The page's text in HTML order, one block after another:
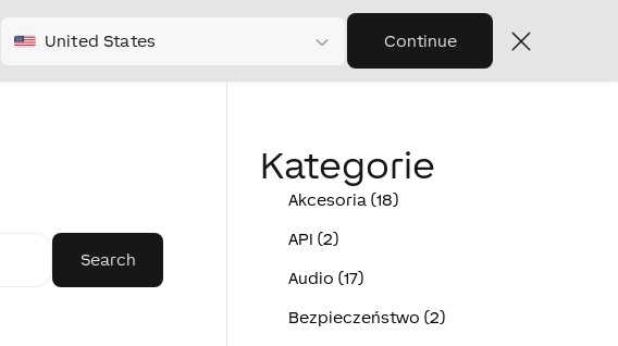
United States Continue
Kategorie
Akcesoria (18)
API (2)
Audio (17)
Bezpieczeństwo (2)